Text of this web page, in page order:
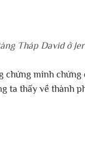
Tháp David ở
chứng minh chứng
ta thấy về thành